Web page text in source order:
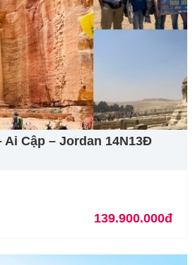
Ai Cập – Jordan 14N13Đ
139.900.000đ